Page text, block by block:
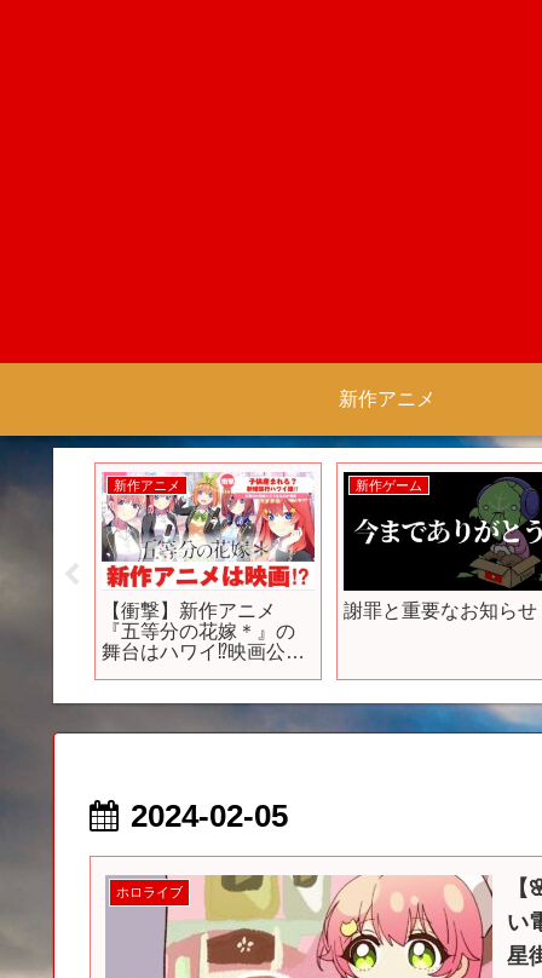
新作アニメ
新作アニメ
【衝撃】新作アニメ
『五等分の花嫁＊』の
舞台はハワイ⁉︎映画公開
新作ゲーム
謝罪と重要なお知らせ
2024-02-05
ホロライブ
い
星